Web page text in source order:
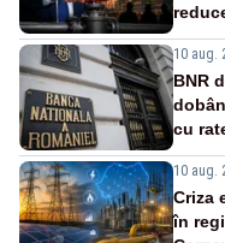
10 aug.
BNR
cu
10 aug.
Criza
în